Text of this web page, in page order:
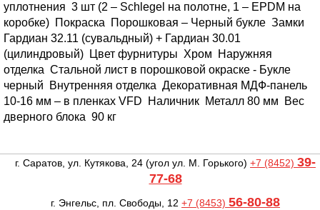
уплотнения 3 шт (2 – Schlegel на полотне, 1 – EPDM на
коробке) Покраска Порошковая – Черный букле Замки
Гардиан 32.11 (сувальдный) + Гардиан 30.01
(цилиндровый)
Цвет фурнитуры Хром
Наружняя
отделка Стальной лист в порошковой окраске - Букле
черный
Внутренняя отделка Декоративная МДФ-панель
10-16 мм – в пленках VFD
Наличник Металл 80 мм
Вес
дверного блока 90 кг
г. Саратов, ул. Кутякова, 24 (угол ул. М. Горького) +7 (8452) 39-
77-68
г. Энгельс, пл. Свободы, 12 +7 (8453) 56-80-88